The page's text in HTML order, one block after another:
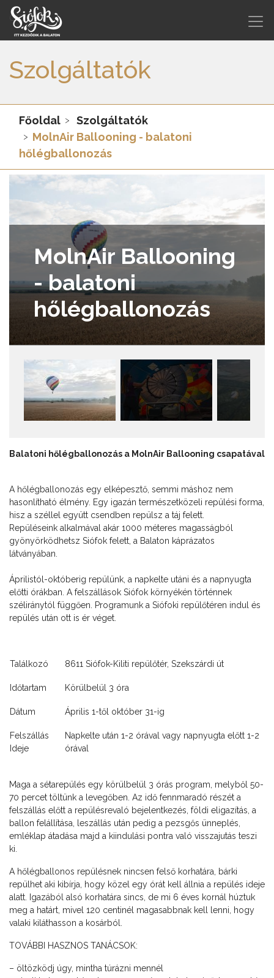
Szolgáltatók
Főoldal
Szolgáltatók
MolnAir Ballooning - balatoni
hőlégballonozás
MolnAir Ballooning
- balatoni
hőlégballonozás
Balatoni hőlégballonozás a MolnAir Ballooning csapatával
A hőlégballonozás egy elképesztő, semmi máshoz nem
hasonlítható élmény. Egy igazán természetközeli repülési forma,
hisz a széllel együtt csendben repülsz a táj felett.
Repüléseink alkalmával akár 1000 méteres magasságból
gyönyörködhetsz Siófok felett, a Balaton káprázatos
látványában.
Áprilistól-októberig repülünk, a napkelte utáni és a napnyugta
előtti órákban. A felszállások Siófok környékén történnek
széliránytól függően. Programunk a Siófoki repülőtéren indul és
repülés után ott is ér véget.
Találkozó 8611 Siófok-Kiliti repülőtér, Szekszárdi út
Időtartam Körülbelül 3 óra
Dátum Április 1-től október 31-ig
Felszállás
Ideje
Napkelte után 1-2 órával vagy napnyugta előtt 1-2
órával
Maga a sétarepülés egy körülbelül 3 órás program, melyből 50-
70 percet töltünk a levegőben. Az idő fennmaradó részét a
felszállás előtt a repülésrevaló bejelentkezés, földi eligazítás, a
ballon felállítása, leszállás után pedig a pezsgős ünneplés,
emléklap átadása majd a kiindulási pontra való visszajutás teszi
ki.
A hőlégballonos repülésnek nincsen felső korhatára, bárki
repülhet aki kibírja, hogy közel egy órát kell állnia a repülés ideje
alatt. Igazából alsó korhatára sincs, de mi 6 éves kornál húztuk
meg a határt, mivel 120 centinél magasabbnak kell lenni, hogy
valaki kiláthasson a kosárból.
TOVÁBBI HASZNOS TANÁCSOK:
– öltözködj úgy, mintha túrázni mennél